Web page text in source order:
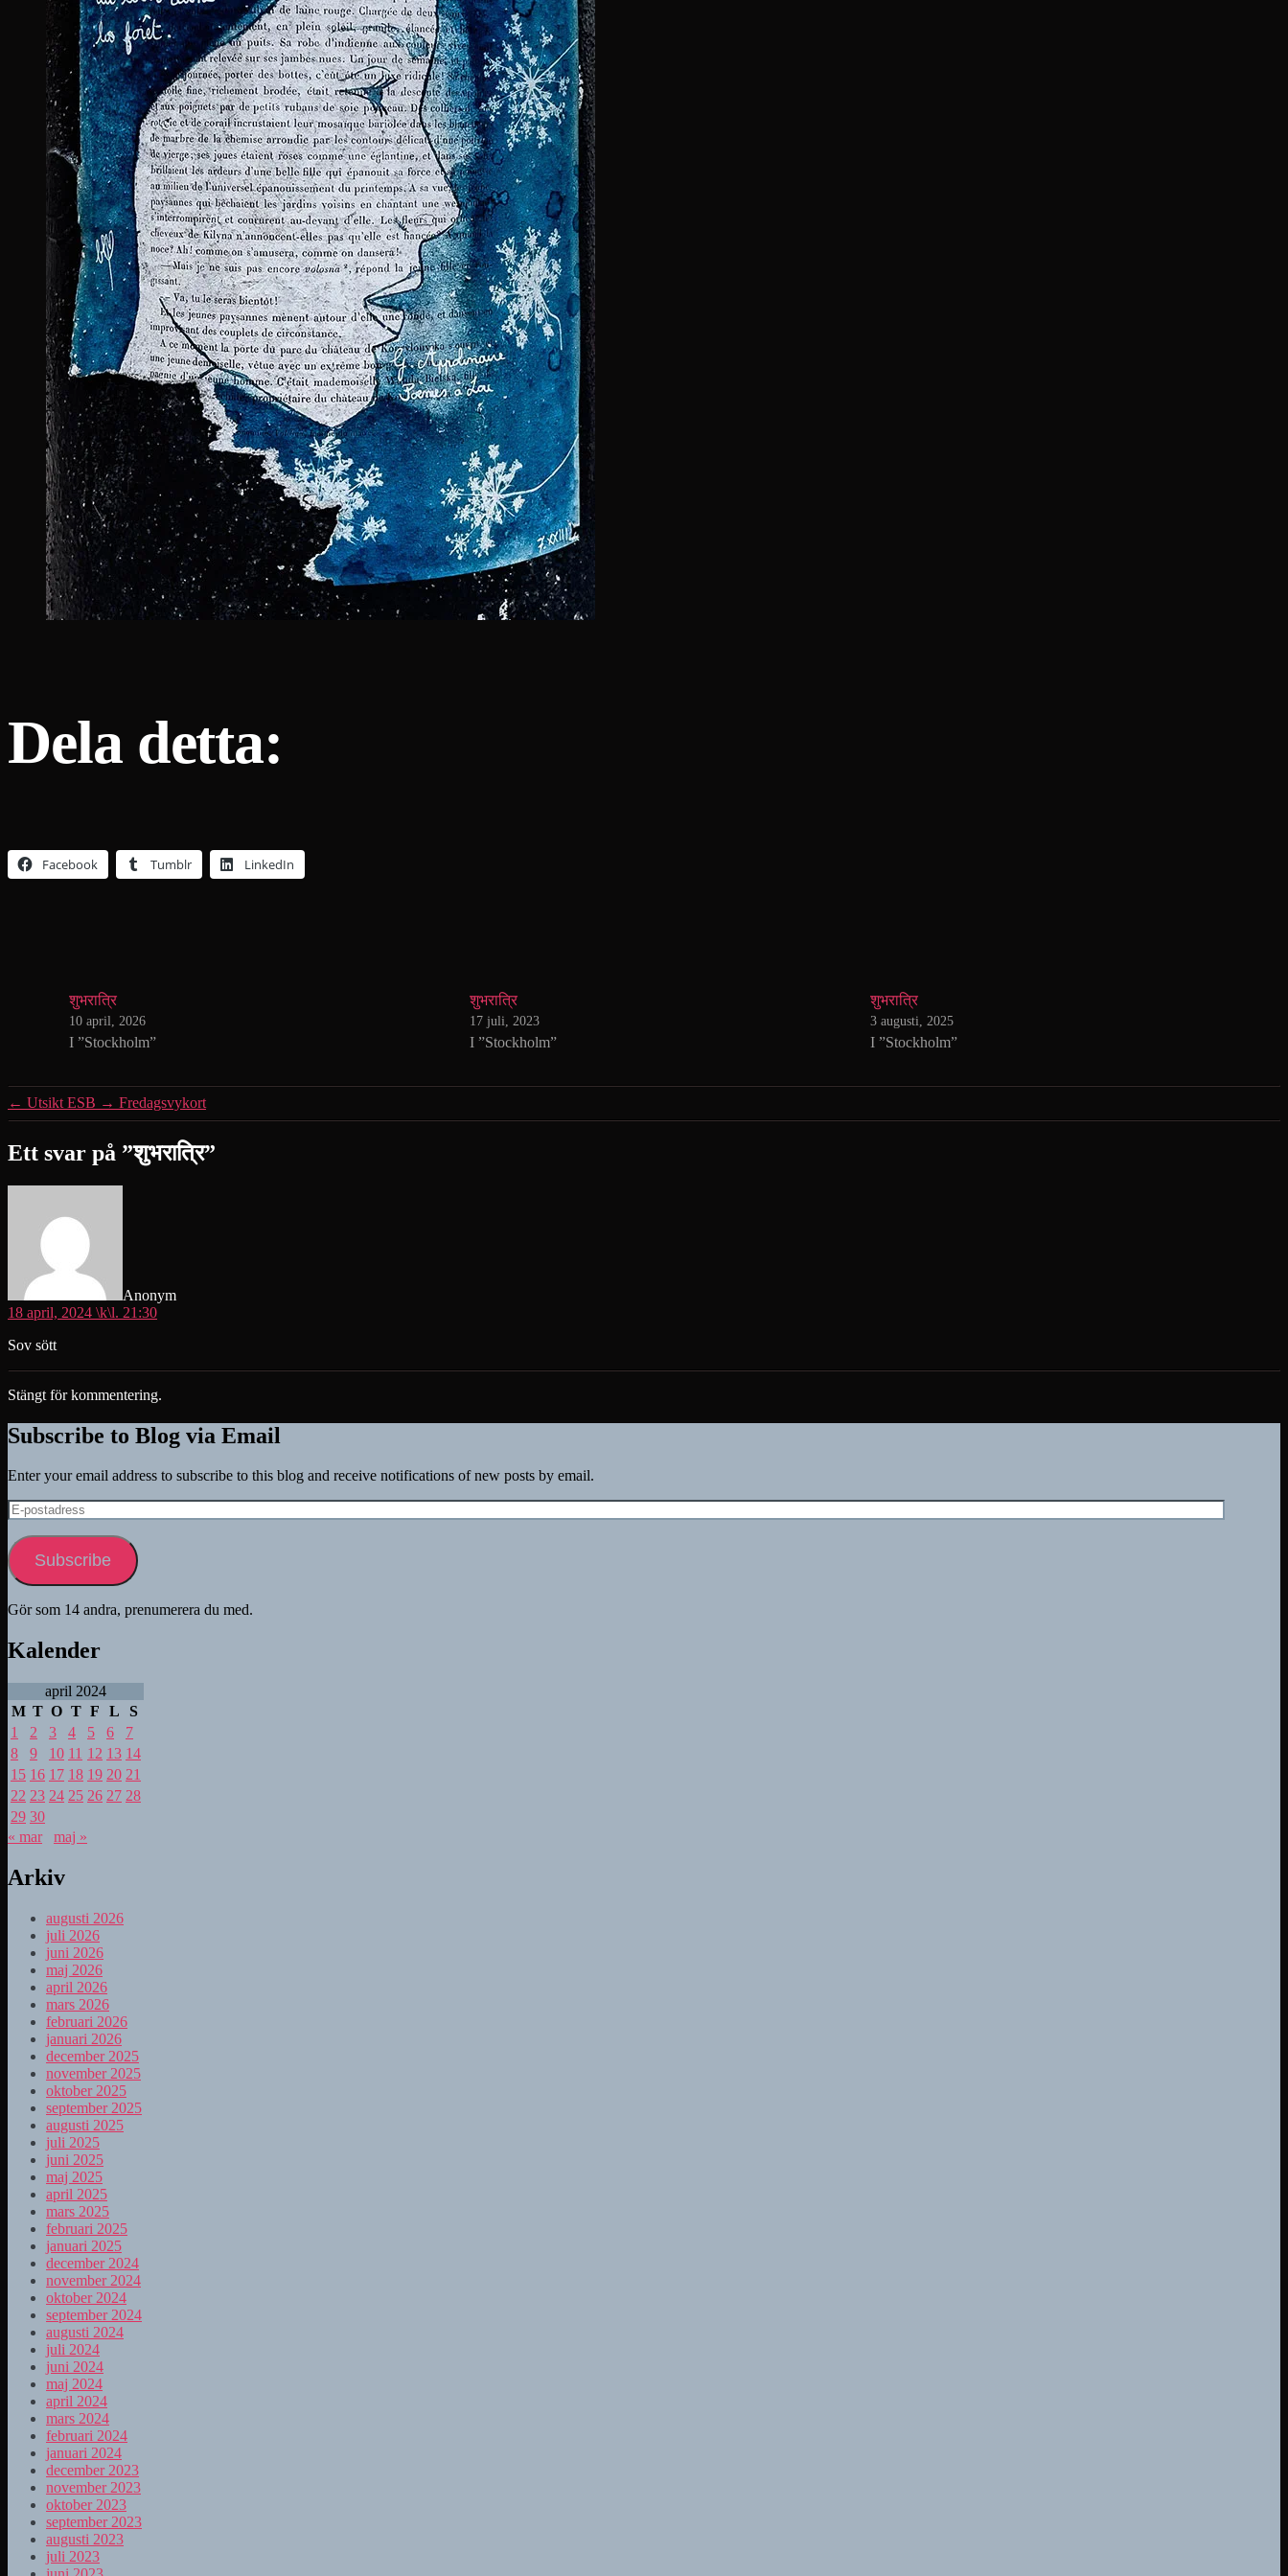
Dela detta:
Facebook Tumblr LinkedIn
शुभरात्रि
10 april, 2026
I ”Stockholm”
शुभरात्रि
17 juli, 2023
I ”Stockholm”
शुभरात्रि
3 augusti, 2025
I ”Stockholm”
← Utsikt ESB → Fredagsvykort
Ett svar på ”शुभरात्रि”
Anonym
18 april, 2024 \k\l. 21:30
Sov sött
Stängt för kommentering.
Subscribe to Blog via Email
Enter your email address to subscribe to this blog and receive notifications of new posts by email.
E-
postadress
Subscribe
Gör som 14 andra, prenumerera du med.
Kalender
april 2024
M T O T F L
S
1
2 3 4 5 6
7
8
9 10 11 12 13 14
15 16 17 18 19 20 21
22 23 24 25 26 27 28
29 30
« mar
maj »
Arkiv
augusti 2026
juli 2026
juni 2026
maj 2026
april 2026
mars 2026
februari 2026
januari 2026
december 2025
november 2025
oktober 2025
september 2025
augusti 2025
juli 2025
juni 2025
maj 2025
april 2025
mars 2025
februari 2025
januari 2025
december 2024
november 2024
oktober 2024
september 2024
augusti 2024
juli 2024
juni 2024
maj 2024
april 2024
mars 2024
februari 2024
januari 2024
december 2023
november 2023
oktober 2023
september 2023
augusti 2023
juli 2023